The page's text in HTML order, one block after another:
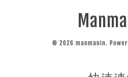
© 2026 manmanin.